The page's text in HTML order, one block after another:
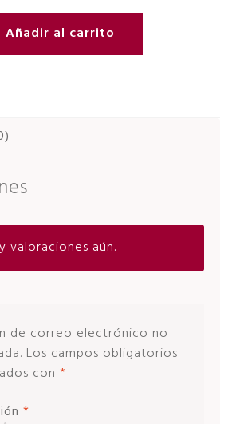
Añadir al carrito
valoraciones aún.
de correo electrónico no
Los campos obligatorios
con *
*